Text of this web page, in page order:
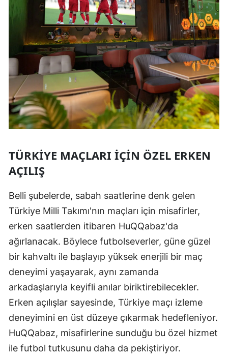
TÜRKIYE MAÇLARI IÇIN ÖZEL ERKEN
AÇILIŞ
Belli şubelerde, sabah saatlerine denk gelen
Türkiye Milli Takımı'nın maçları için misafirler,
erken saatlerden itibaren HuQQabaz'da
ağırlanacak. Böylece futbolseverler, güne güzel
bir kahvaltı ile başlayıp yüksek enerjili bir maç
deneyimi yaşayarak, aynı zamanda
arkadaşlarıyla keyifli anılar biriktirebilecekler.
Erken açılışlar sayesinde, Türkiye maçı izleme
deneyimini en üst düzeye çıkarmak hedefleniyor.
HuQQabaz, misafirlerine sunduğu bu özel hizmet
ile futbol tutkusunu daha da pekiştiriyor.